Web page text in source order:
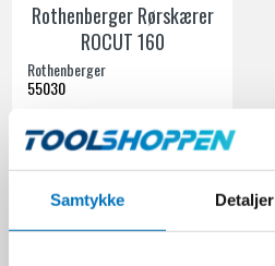
Samtykke Detaljer
Rothenberger Rørskærer
ROCUT 160
Rothenberger
55030
3.799,00 DKK
Ekskl. moms
VIS PRODUKT